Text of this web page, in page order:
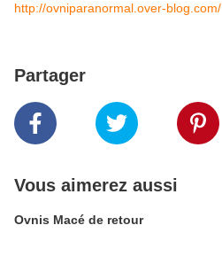
http://ovniparanormal.over-blog.com/
Partager
Vous aimerez aussi
Ovnis Macé de retour